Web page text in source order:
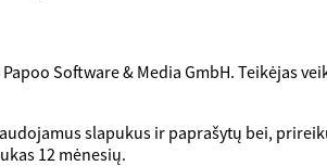
Software & Media GmbH. Teikėjas
slapukus ir paprašytų bei,
12 mėnesių.